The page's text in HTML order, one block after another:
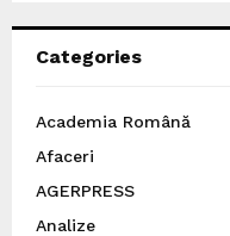
Categories
Academia Română
Afaceri
AGERPRESS
Analize